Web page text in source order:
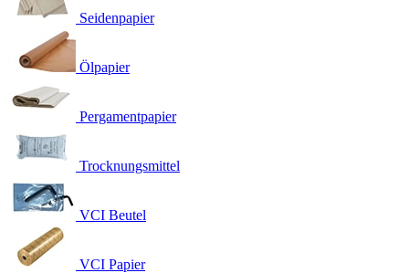
Seidenpapier
Ölpapier
Pergamentpapier
Trocknungsmittel
VCI Beutel
VCI Papier